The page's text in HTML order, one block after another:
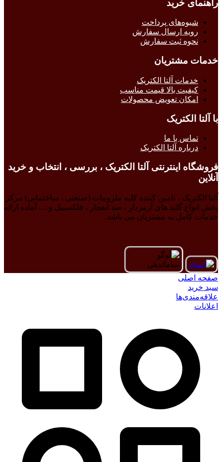
راهنمای خرید
شیوه‌های پرداخت
رویه ارسال سفارش
نحوه ثبت سفارش
خدمات مشتریان
خدمات آلتا الکتریک
کیفیت بالا قیمت مناسب
امکان تعویض محصولات
با آلتا الکتریک
تماس با ما
درباره آلتا الکتریک
فروشگاه اینترنتی آلتا الکتریک ، بررسی ، انتخاب و خرید
آنلاین
آلتا الکتریک ، تامین کننده کلیه ملزومات (صنعتی ، ساختمانی) مرکز
پخش انواع گلند های آرمردار ، ضد انفجار ، فلکسیبل و … آماده ارائه
خدمات کامل به مشتریان می باشد.
صفحه اصلی
سبد خرید
علاقه‌مندی‌ها
اعلانات